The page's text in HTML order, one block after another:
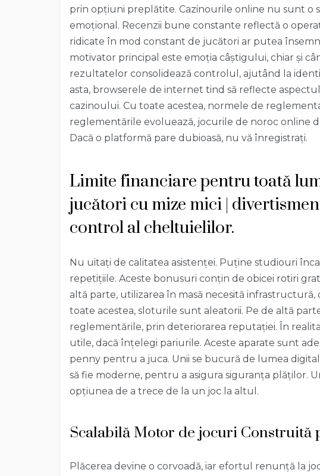
prin opțiuni preplătite. Cazinourile online nu sunt o
emoțional. Recenzii bune constante reflectă o
ridicate în mod constant de jucători ar putea
motivator principal este emoția câștigului, chiar și
rezultatelor consolidează controlul, ajutând la
asta, browserele de internet tind să reflecte
cazinoului. Cu toate acestea, normele de
reglementările evoluează, jocurile de noroc online
Dacă o platformă pare dubioasă, nu vă înregistrați.
Limite financiare pentru toată
jucători cu mize mici |
control al cheltuielilor.
Nu uitați de calitatea asistenței. Puține studiouri
repetițiile. Aceste bonusuri conțin de obicei rotiri
altă parte, utilizarea în masă necesită
toate acestea, sloturile sunt aleatorii. Pe de altă
reglementările, prin deteriorarea reputației. În
utile, dacă înțelegi pariurile. Aceste aparate sunt
penny pentru a juca. Unii se bucură de lumea
să fie moderne, pentru a asigura siguranța plăților.
opțiunea de a trece de la un joc la altul.
Scalabilă Motor de jocuri Construită
Plăcerea devine o corvoadă, iar efortul renunță la